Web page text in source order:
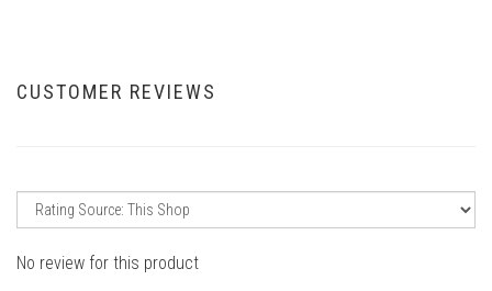
CUSTOMER REVIEWS
No review for this product